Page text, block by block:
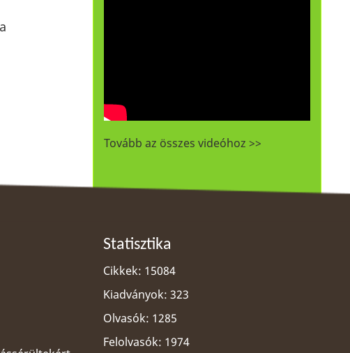
Tovább az összes videóhoz >>
Statisztika
Cikkek: 15084
Kiadványok: 323
Olvasók: 1285
Felolvasók: 1974